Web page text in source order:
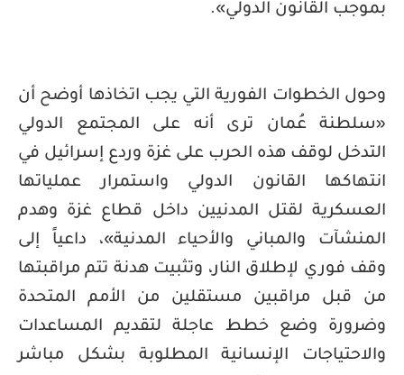
بموجب القانون الدولي».
وحول الخطوات الفورية التي يجب اتخاذها أوضح أن
«سلطنة عُمان ترى أنه على المجتمع الدولي
التدخل لوقف هذه الحرب على غزة وردع إسرائيل في
انتهاكها القانون الدولي واستمرار عملياتها
العسكرية لقتل المدنيين داخل قطاع غزة وهدم
المنشآت والمباني والأحياء المدنية»، داعياً إلى
وقف فوري لإطلاق النار، وتثبيت هدنة تتم مراقبتها
من قبل مراقبين مستقلين من الأمم المتحدة
وضرورة وضع خطط عاجلة لتقديم المساعدات
والاحتياجات الإنسانية المطلوبة بشكل مباشر